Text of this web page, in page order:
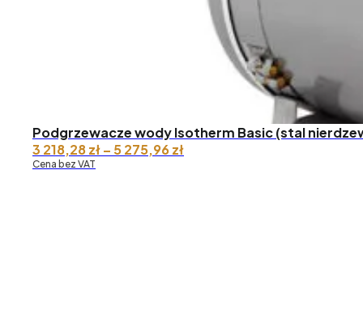
Podgrzewacze wody Isotherm Basic (stal
3 218,28zł– 5 275,96złZakres
Cena bez VAT